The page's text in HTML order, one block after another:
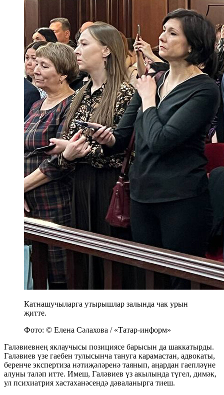
Катнашучыларга утырышлар залында чак урын
җитте.
Фото: © Елена Сәлахова / «Татар-информ»
Галәвиевнең яклаучысы позициясе барысын да шаккатырды.
Галәвиев үзе гаебен тулысынча тануга карамастан, адвокаты,
беренче экспертиза нәтиҗәләренә таянып, аңардан гаепләүне
алуны таләп итте. Имеш, Галәвиев үз акылында түгел, димәк,
ул психиатрия хастаханәсендә дәваланырга тиеш.